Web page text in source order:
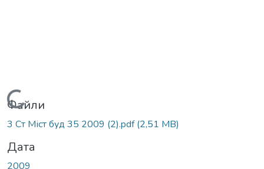
Вантажиться...
Файли
3 Ст Міст буд 35 2009 (2).pdf(2,51 MB)
Дата
2009